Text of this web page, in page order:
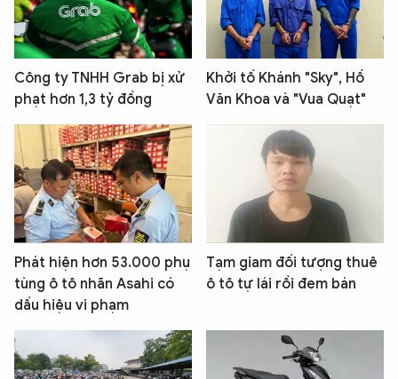
Công ty TNHH Grab bị xử
phạt hơn 1,3 tỷ đồng
Khởi tố Khánh "Sky", Hồ
Văn Khoa và "Vua Quạt"
Phát hiện hơn 53.000 phụ
tùng ô tô nhãn Asahi có
dấu hiệu vi phạm
Tạm giam đối tượng thuê
ô tô tự lái rồi đem bán